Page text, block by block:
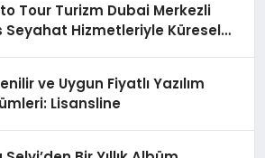
Tour Turizm Dubai Merkezli
Seyahat Hizmetleriyle Küresel
ve Uygun Fiyatlı Yazılım
Lisansline